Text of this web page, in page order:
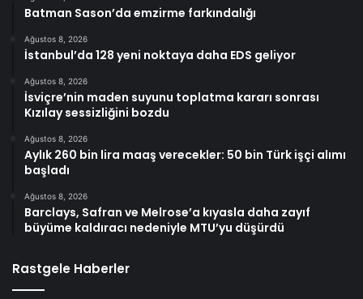
Batman Sason’da emzirme farkındalığı
Ağustos 8, 2026
İstanbul’da 128 yeni noktaya daha EDS geliyor
Ağustos 8, 2026
İsviçre’nin maden suyunu toplatma kararı sonrası
Kızılay sessizliğini bozdu
Ağustos 8, 2026
Aylık 260 bin lira maaş verecekler: 50 bin Türk işçi alımı
başladı
Ağustos 8, 2026
Barclays, Safran ve Melrose’a kıyasla daha zayıf
büyüme kaldıracı nedeniyle MTU’yu düşürdü
Rastgele Haberler